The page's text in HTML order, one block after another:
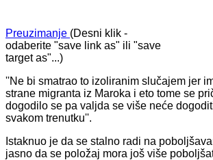
Preuzimanje (Desni klik -
odaberite "save link as" ili "save
target as"...)
''Ne bi smatrao to izoliranim slučajem jer
strane migranta iz Maroka i eto tome se
dogodilo se pa valjda se više neće
svakom trenutku''.
Istaknuo je da se stalno radi na
jasno da se položaj mora još više